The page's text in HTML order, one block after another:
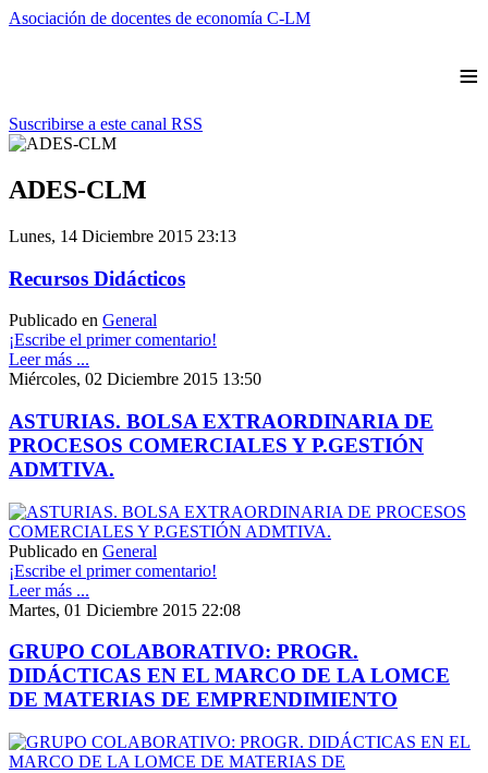
Asociación de docentes de economía C-LM
≡
Suscribirse a este canal RSS
ADES-CLM
Lunes, 14 Diciembre 2015 23:13
Recursos Didácticos
Publicado en General
¡Escribe el primer comentario!
Leer más ...
Miércoles, 02 Diciembre 2015 13:50
ASTURIAS. BOLSA EXTRAORDINARIA DE
PROCESOS COMERCIALES Y P.GESTIÓN
ADMTIVA.
Publicado en General
¡Escribe el primer comentario!
Leer más ...
Martes, 01 Diciembre 2015 22:08
GRUPO COLABORATIVO: PROGR.
DIDÁCTICAS EN EL MARCO DE LA LOMCE
DE MATERIAS DE EMPRENDIMIENTO